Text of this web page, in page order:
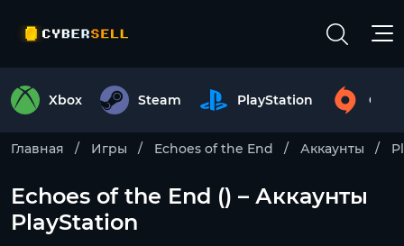
Xbox Steam PlayStation
Главная Игры Echoes of the End Аккаунты
Echoes of the End () – Аккаунты
PlayStation